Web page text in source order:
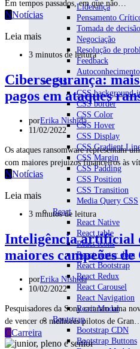
Liderança
Pensamento
Tomada de decisão
Negociação
Resolução de
Feedback
Autoconhecimento
CSS
CSS background-
CSS border
CSS Color
CSS Hover
CSS Display
CSS Gradient
CSS Margin
CSS Padding
CSS Position
CSS Transition
Media Query CSS
React
React Native
React table
React icons
React router dom
React Bootstrap
React Redux
React Carousel
React Navigation
React Modal
Bootstrap
Bootstrap CDN
Bootstrap Buttons
Em tempos passados, em que não…
NNotícias
Leia mais
3 minutos de leitura
Cibersegurança:
pagos em ataques
porErika Nishida
11/02/2022
Os ataques ransomware representam
com maiores prejuízos financeiros às
NNotícias
Leia mais
3 minutos de leitura
Inteligência artificial
maiores campeões
porErika Nishida
10/02/2022
Pesquisadores da Sony criaram uma
de vencer os melhores pilotos de
CCarreira